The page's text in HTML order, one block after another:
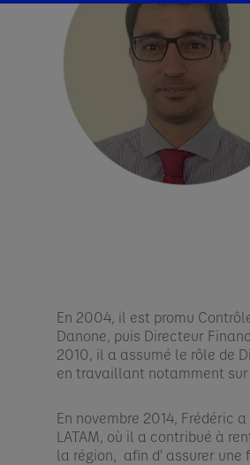
En 2004, il est promu
Danone, puis Directeur
2010, il a assumé le rôle de
en travaillant notamment sur
En novembre 2014, Frédéric
LATAM, où il a contribué à
la région, afin d' assurer une